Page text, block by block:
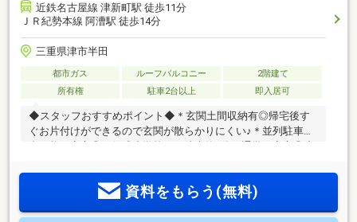
近鉄名古屋線 津新町駅 徒歩11分
ＪＲ紀勢本線 阿漕駅 徒歩14分
三重県津市半田
都市ガス ルーフバルコニー
2階建て
所有権
駐車2台以上 即入居可
◆スタッフおすすめポイント◆＊玄関土間収納有◎帰宅後す
ぐお片付けができるので玄関が散らかりにくい♪＊並列駐車２
ァイン修成店まで徒歩約8分◆学校◆ 修成小学校・西橋内中
学校＼完成済物件！内覧できます／☆赤色の見学予約ボタン
資料をもらう(無料)